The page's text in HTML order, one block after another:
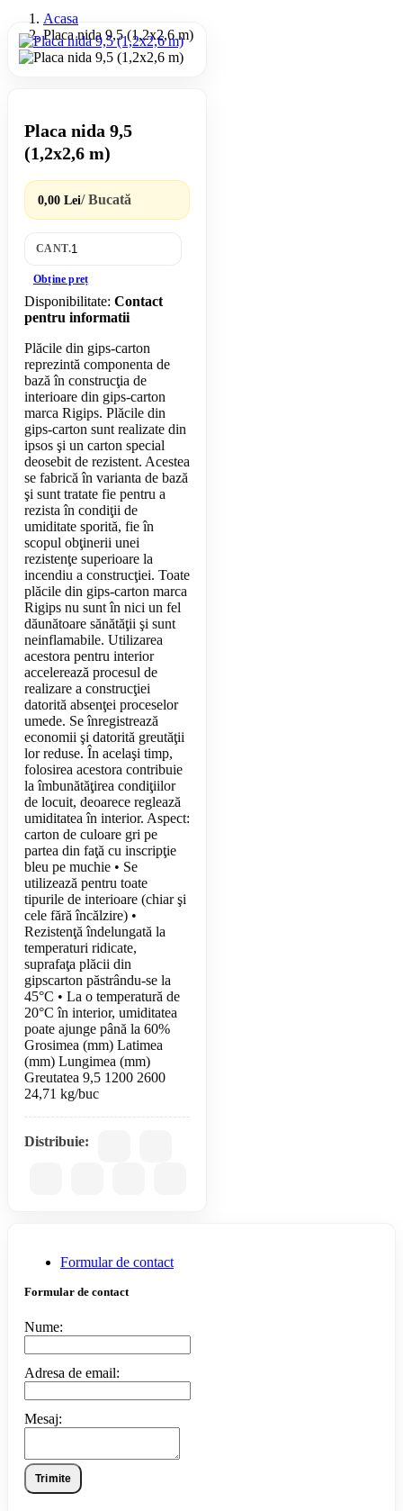
Acasa
Placa nida 9,5 (1,2x2,6 m)
Placa nida 9,5
(1,2x2,6 m)
0,00 Lei/ Bucată
CANT.
Obține preț
Disponibilitate: Contact
pentru informatii
Plăcile din gips-carton
reprezintă componenta de
bază în construcţia de
interioare din gips-carton
marca Rigips. Plăcile din
gips-carton sunt realizate din
ipsos şi un carton special
deosebit de rezistent. Acestea
se fabrică în varianta de bază
şi sunt tratate fie pentru a
rezista în condiţii de
umiditate sporită, fie în
scopul obţinerii unei
rezistenţe superioare la
incendiu a construcţiei. Toate
plăcile din gips-carton marca
Rigips nu sunt în nici un fel
dăunătoare sănătăţii şi sunt
neinflamabile. Utilizarea
acestora pentru interior
accelerează procesul de
realizare a construcţiei
datorită absenţei proceselor
umede. Se înregistrează
economii şi datorită greutăţii
lor reduse. În acelaşi timp,
folosirea acestora contribuie
la îmbunătăţirea condiţiilor
de locuit, deoarece reglează
umiditatea în interior. Aspect:
carton de culoare gri pe
partea din faţă cu inscripţie
bleu pe muchie • Se
utilizează pentru toate
tipurile de interioare (chiar şi
cele fără încălzire) •
Rezistenţă îndelungată la
temperaturi ridicate,
suprafaţa plăcii din
gipscarton păstrându-se la
45°C • La o temperatură de
20°C în interior, umiditatea
poate ajunge până la 60%
Grosimea (mm) Latimea
(mm) Lungimea (mm)
Greutatea 9,5 1200 2600
24,71 kg/buc
Distribuie:
Formular de contact
Formular de contact
Nume:
Adresa de email:
Mesaj:
Trimite